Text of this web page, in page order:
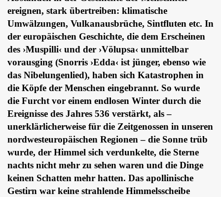
ereignen, stark übertreiben: klimatische
Umwälzungen, Vulkanausbrüche, Sintfluten etc. In
der europäischen Geschichte, die dem Erscheinen
des ›Muspilli‹ und der ›Völupsa‹ unmittelbar
vorausging (Snorris ›Edda‹ ist jünger, ebenso wie
das Nibelungenlied), haben sich Katastrophen in
die Köpfe der Menschen eingebrannt. So wurde
die Furcht vor einem endlosen Winter durch die
Ereignisse des Jahres 536 verstärkt, als –
unerklärlicherweise für die Zeitgenossen in unseren
nordwesteuropäischen Regionen – die Sonne trüb
wurde, der Himmel sich verdunkelte, die Sterne
nachts nicht mehr zu sehen waren und die Dinge
keinen Schatten mehr hatten. Das apollinische
Gestirn war keine strahlende Himmelsscheibe